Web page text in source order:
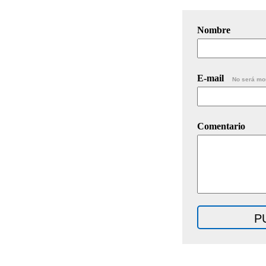
Nombre
E-mail No será
Comentario